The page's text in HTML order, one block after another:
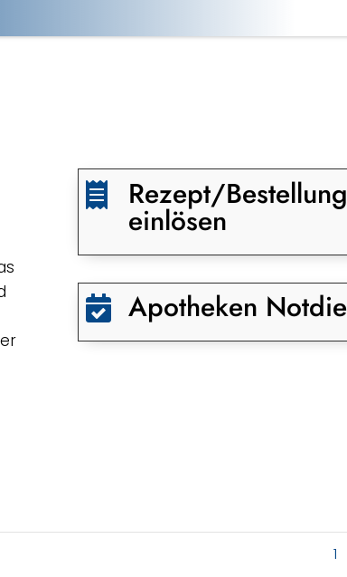
 Rezept/Bestellung
einlösen
 Apotheken
1